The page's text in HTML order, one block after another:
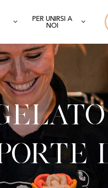
PER UNIRSI A
NOI